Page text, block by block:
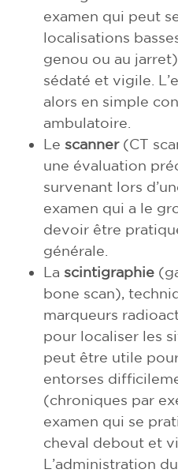
examen qui peut
localisations
genou ou au
sédaté et vigile.
alors en simple
ambulatoire.
Le scanner(CT
une évaluation
survenant lors
examen qui a le
devoir être
générale.
La scintigraphie
bone scan),
marqueurs
pour localiser les
peut être utile
entorses
(chroniques par
examen qui se
cheval debout et
L’administration